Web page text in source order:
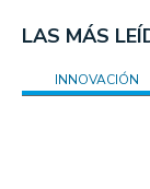
LAS MÁS
INNOVACIÓN